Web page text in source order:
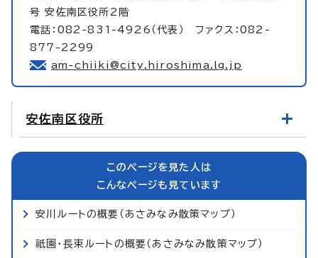
号 安佐南区役所2階
電話：082-831-4926（代表） ファクス：082-
877-2299
am-chiiki@city.hiroshima.lg.jp
安佐南区役所
このページを見た人は
こんなページも見ています
安川ルートの概要（あさみなみ散策マップ）
祇園・長束ルートの概要（あさみなみ散策マップ）